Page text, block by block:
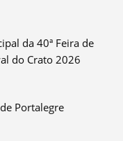
da 40ª Feira de
do Crato 2026
Portalegre